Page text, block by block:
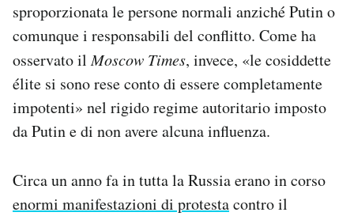
sproporzionata le persone normali anziché Putin o
comunque i responsabili del conflitto. Come ha
osservato ilMoscow Times, invece, «le cosiddette
élite si sono rese conto di essere completamente
impotenti» nel rigido regime autoritario imposto
da Putin e di non avere alcuna influenza.
Circa un anno fa in tutta la Russia erano in corso
enormi manifestazioni di protestacontro il